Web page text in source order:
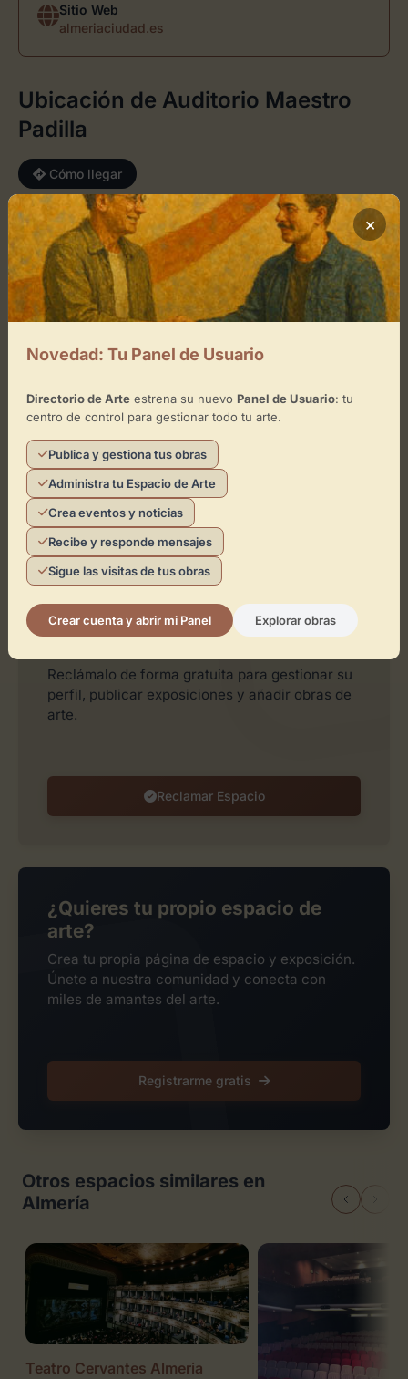
Sitio Web
almeriaciudad.es
Ubicación de Auditorio Maestro
Padilla
Cómo llegar
Auditorio Maestro Padilla
+
−
Leaflet
Toca el mapa para interactuar
Activar Mapa
¿Eres el representante de este
Reclámalo de forma gratuita para gestionar su
perfil, publicar exposiciones y añadir obras de
arte.
Reclamar Espacio
¿Quieres tu propio espacio de
arte?
Crea tu propia página de espacio y exposición.
Únete a nuestra comunidad y conecta con
miles de amantes del arte.
Registrarme gratis
Otros espacios similares en
Almería
Teatro Cervantes Almeria
×
Novedad: Tu Panel de Usuario
Directorio de Arteestrena su nuevo Panel de Usuario: tu
centro de control para gestionar todo tu arte.
Publica y gestiona tus obras
Administra tu Espacio de Arte
Crea eventos y noticias
Recibe y responde mensajes
Sigue las visitas de tus obras
Crear cuenta y abrir mi Panel Explorar obras